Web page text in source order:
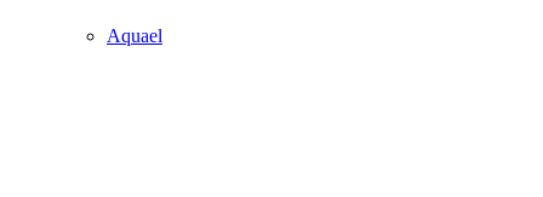
Aquael